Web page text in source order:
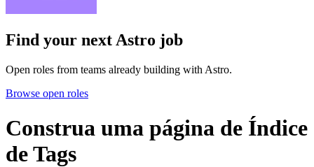
Find your nextAstro job
Open roles from teams already building with Astro.
Browse open roles
Construa uma página de Índice
de Tags